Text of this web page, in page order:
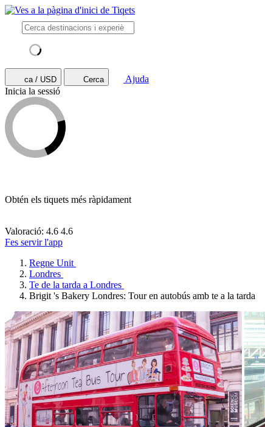
ca / USD Cerca
Ajuda
Inicia la sessió
Obtén els tiquets més ràpidament
Valoració: 4.6 4.6
Fes servir l'app
Regne Unit
Londres
Te de la tarda a Londres
Brigit 's Bakery Londres: Tour en autobús amb te a la tarda